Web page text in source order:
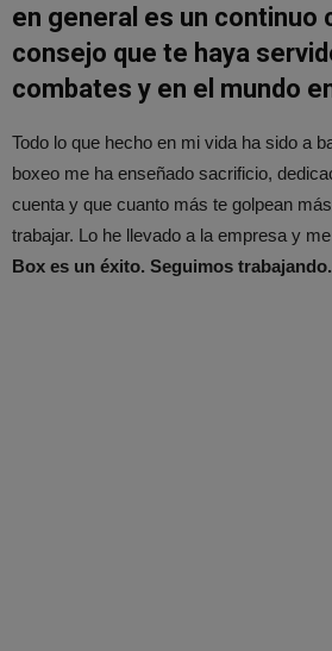
en general es un continuo
consejo que te haya
combates y en el mundo
Todo lo que hecho en mi vida ha sido a
boxeo me ha enseñado sacrificio,
cuenta y que cuanto más te golpean
trabajar. Lo he llevado a la empresa y
Box es un éxito. Seguimos trabajando.